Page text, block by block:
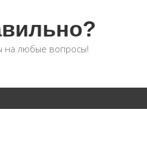
на любые вопросы!